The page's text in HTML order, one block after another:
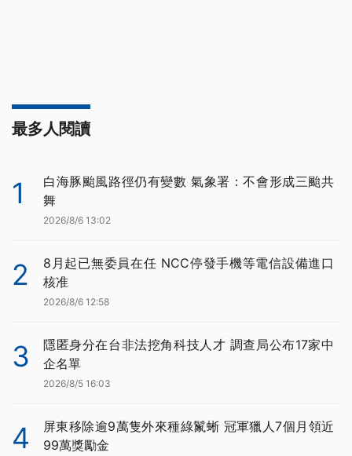
最多人閱讀
1
白海豚颱風路徑仍有變數 氣象署：不會形成三颱共
舞
2026/8/6 13:02
2
8月起已無委員在任 NCC停發手機等電信設備進口
核准
2026/8/6 12:58
3
隱匿身分在台非法挖角科技人才 調查局公布17家中
企名單
2026/8/5 16:03
4
屏東移除逾9萬隻外來種綠鬣蜥 冠軍獵人7個月領近
99萬獎勵金